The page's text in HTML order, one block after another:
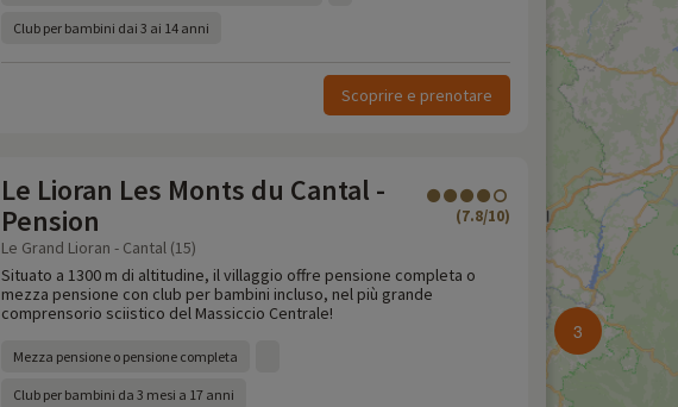
Club per bambini dai 3 ai 14 anni
Scoprire e prenotare
Le Lioran Les Monts du Cantal -
Pension
(7.8/10)
Le Grand Lioran - Cantal (15)
Situato a 1300 m di altitudine, il villaggio offre pensione completa o
mezza pensione con club per bambini incluso, nel più grande
comprensorio sciistico del Massiccio Centrale!
Mezza pensione o pensione completa
Club per bambini da 3 mesi a 17 anni
3